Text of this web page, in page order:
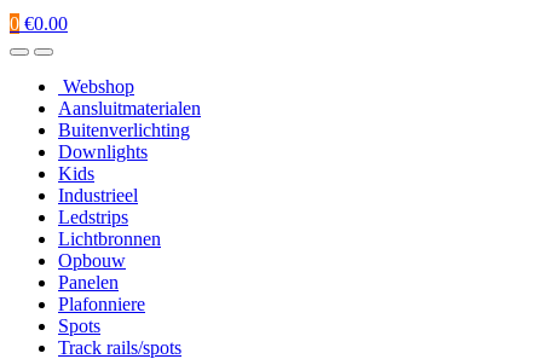
0 €0.00
Webshop
Aansluitmaterialen
Buitenverlichting
Downlights
Kids
Industrieel
Ledstrips
Lichtbronnen
Opbouw
Panelen
Plafonniere
Spots
Track rails/spots